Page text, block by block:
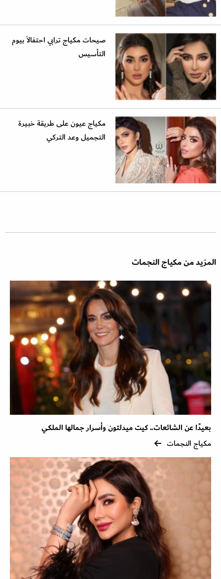
صيحات مكياج ترابي احتفالاً بيوم
التأسيس
مكياج عيون على طريقة خبيرة
التجميل وعد التركي
المزيد من مكياج النجمات
بعيدًا عن الشائعات.. كيت ميدلتون وأسرار جمالها الملكي
مكياج النجمات